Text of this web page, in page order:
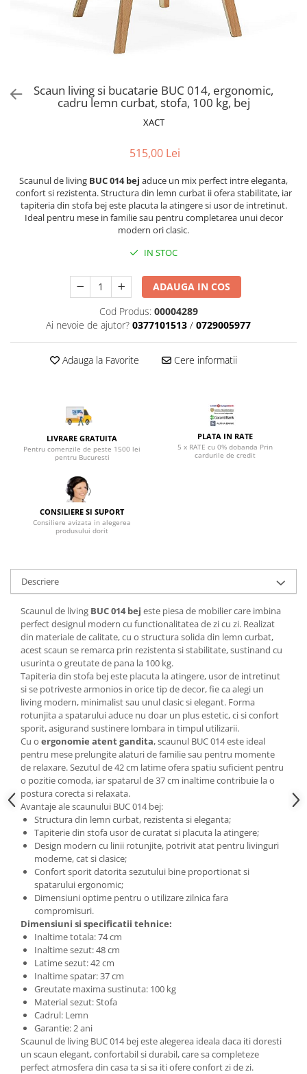
Saltele Pocket
Saltele cu arcuri impachetate
Saltele Memory Pocket
Saltele Memory Pocket
Saltele Latex
Saltele Memory
Saltele 140x200
Top saltele 10 cm
Top saltele memory 5 cm
Top saltele MemoHR 6.5 cm
Saltele cu spuma
Scaune pentru living
Seturi comode living si vitrine
Mobilier birou
Scaune ergonomice
Scaune pentru birou
Scaune pentru vizitatori
Scaune manager
Mese bucatarie
Seturi mese si scaune bucatarie
Mobila hol
Portmantouri
Seturi mobilier hol
Etajere
Cuiere
Mobilier gradinita
Mese gradinita
Scaune gradinita
Set mese si scaune gradinita
Mobilier copii
Mobila camera copii
Scaune birou pentru copii
Saltele patuturi copii
Paturi copii
Masa si scaune gradinita
Seturi comode living si dormitor
Scaune birou copii
Scaune resigilate
Scaun living si bucatarie BUC 014, ergonomic,
cadru lemn curbat, stofa, 100 kg, bej
XACT
515,00 Lei
Scaunul de living BUC 014 bej aduce un mix perfect intre eleganta,
confort si rezistenta. Structura din lemn curbat ii ofera stabilitate, iar
tapiteria din stofa bej este placuta la atingere si usor de intretinut.
Ideal pentru mese in familie sau pentru completarea unui decor
modern ori clasic.
IN STOC
ADAUGA IN COS
Cod Produs: 00004289
Ai nevoie de ajutor? 0377101513 / 0729005977
Adauga la Favorite Cere informatii
LIVRARE GRATUITA
Pentru comenzile de peste 1500 lei
pentru Bucuresti
PLATA IN RATE
5 x RATE cu 0% dobanda Prin
cardurile de credit
CONSILIERE SI SUPORT
Consiliere avizata in alegerea
produsului dorit
Descriere
Scaunul de living BUC 014 bej este piesa de mobilier care imbina
perfect designul modern cu functionalitatea de zi cu zi. Realizat
din materiale de calitate, cu o structura solida din lemn curbat,
acest scaun se remarca prin rezistenta si stabilitate, sustinand cu
usurinta o greutate de pana la 100 kg.
Tapiteria din stofa bej este placuta la atingere, usor de intretinut
si se potriveste armonios in orice tip de decor, fie ca alegi un
living modern, minimalist sau unul clasic si elegant. Forma
rotunjita a spatarului aduce nu doar un plus estetic, ci si confort
sporit, asigurand sustinere lombara in timpul utilizarii.
Cu o ergonomie atent gandita, scaunul BUC 014 este ideal
pentru mese prelungite alaturi de familie sau pentru momente
de relaxare. Sezutul de 42 cm latime ofera spatiu suficient pentru
o pozitie comoda, iar spatarul de 37 cm inaltime contribuie la o
postura corecta si relaxata.
Avantaje ale scaunului BUC 014 bej:
Structura din lemn curbat, rezistenta si eleganta;
Tapiterie din stofa usor de curatat si placuta la atingere;
Design modern cu linii rotunjite, potrivit atat pentru livinguri
moderne, cat si clasice;
Confort sporit datorita sezutului bine proportionat si
spatarului ergonomic;
Dimensiuni optime pentru o utilizare zilnica fara
compromisuri.
Dimensiuni si specificatii tehnice:
Inaltime totala: 74 cm
Inaltime sezut: 48 cm
Latime sezut: 42 cm
Inaltime spatar: 37 cm
Greutate maxima sustinuta: 100 kg
Material sezut: Stofa
Cadrul: Lemn
Garantie: 2 ani
Scaunul de living BUC 014 bej este alegerea ideala daca iti doresti
un scaun elegant, confortabil si durabil, care sa completeze
perfect atmosfera din casa ta si sa iti ofere confort zi de zi.